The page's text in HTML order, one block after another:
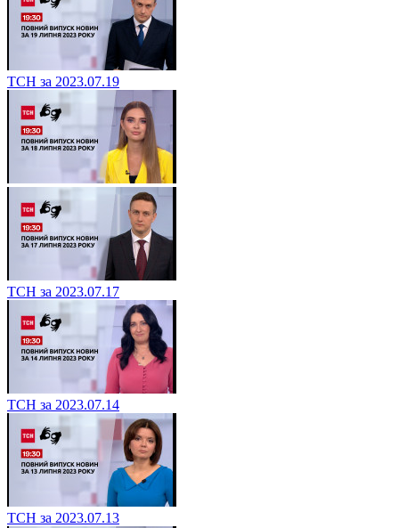
ТСН за 2023.07.19
ТСН за 2023.07.17
ТСН за 2023.07.14
ТСН за 2023.07.13